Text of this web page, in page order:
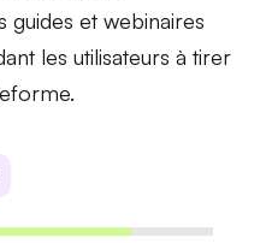
guides et webinaires
les utilisateurs à tirer